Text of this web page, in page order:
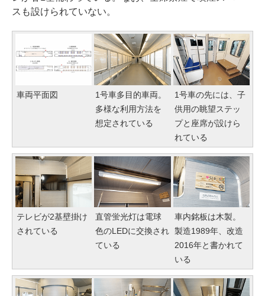
スも設けられていない。
車両平面図
1号車多目的車両。
多様な利用方法を
想定されている
1号車の先には、子
供用の眺望ステッ
プと座席が設けら
れている
テレビが2基壁掛け
されている
直管蛍光灯は電球
色のLEDに交換され
ている
車内銘板は木製。
製造1989年、改造
2016年と書かれて
いる